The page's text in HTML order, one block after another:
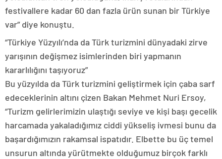
festivallere kadar 60 dan fazla ürün sunan bir Türkiye
var” diye konuştu.
“Türkiye Yüzyılı’nda da Türk turizmini dünyadaki zirve
yarışının değişmez isimlerinden biri yapmanın
kararlılığını taşıyoruz”
Bu yüzyılda da Türk turizmini geliştirmek için çaba sarf
edeceklerinin altını çizen Bakan Mehmet Nuri Ersoy,
“Turizm gelirlerimizin ulaştığı seviye ve kişi başı gecelik
harcamada yakaladığımız ciddi yükseliş ivmesi bunu da
başardığımızın rakamsal ispatıdır. Elbette bu üç temel
unsurun altında yürütmekte olduğumuz birçok farklı